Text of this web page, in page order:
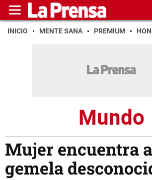
INICIO MENTE SANA PREMIUM
Mundo
Mujer encuentra
gemela